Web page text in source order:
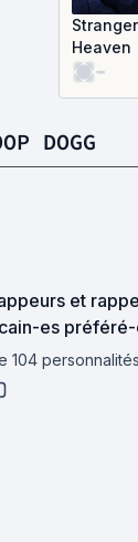
Heaven
-
DOGG
et
es
104 personnalités